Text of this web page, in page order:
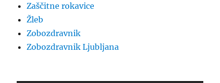
Zaščitne rokavice
Žleb
Zobozdravnik
Zobozdravnik Ljubljana